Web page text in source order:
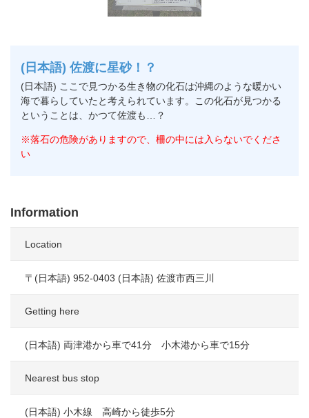
(日本語) 佐渡に星砂！？
(日本語) ここで見つかる生き物の化石は沖縄のような暖かい
海で暮らしていたと考えられています。この化石が見つかる
ということは、かつて佐渡も…？
※落石の危険がありますので、柵の中には入らないでくださ
い
Information
Location
〒(日本語) 952-0403 (日本語) 佐渡市西三川
Getting here
(日本語) 両津港から車で41分 小木港から車で15分
Nearest bus stop
(日本語) 小木線 高崎から徒歩5分